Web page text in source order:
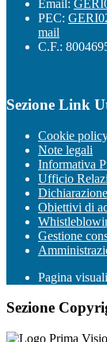
Email:
PEC:
mail
C.F.:
Sezione Link
Cookie
Note legali
Informativa
Ufficio
Obiettivi di
Gestione
Pagina
Sezione